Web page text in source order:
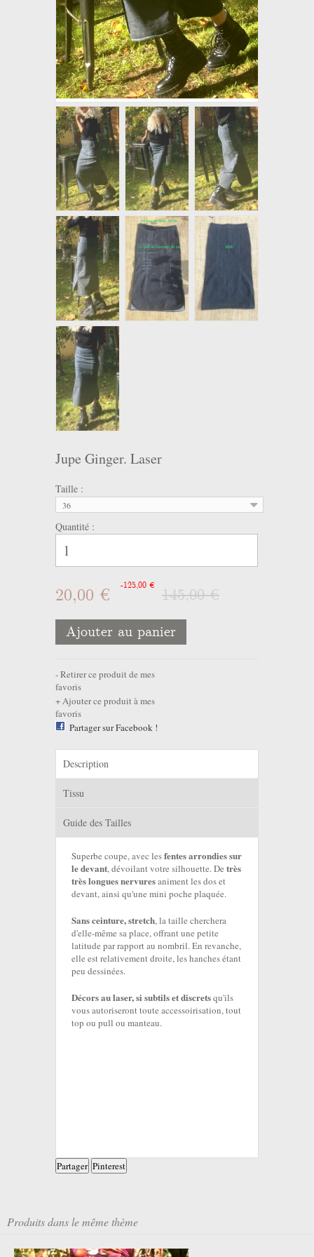
Jupe Ginger. Laser
Taille :
36
Quantité :
20,00 € -125,00 €
145,00 €
Ajouter au panier
Retirer ce produit de mes
favoris
Ajouter ce produit à mes
favoris
Partager sur Facebook !
Description
Tissu
Guide des Tailles
Superbe coupe, avec lesfentes arrondies sur
le devant, dévoilant votre silhouette. De très
très longues nervuresaniment les dos et
devant, ainsi qu'une mini poche plaquée.
Sans ceinture, stretch, la taille cherchera
d'elle-même sa place, offrant une petite
latitude par rapport au nombril. En revanche,
elle est relativement droite, les hanches étant
peu dessinées.
Décors au laser, si subtils et discretsqu'ils
vous autoriseront toute accessoirisation, tout
top ou pull ou manteau.
Partager Pinterest
Produits dans le même thème